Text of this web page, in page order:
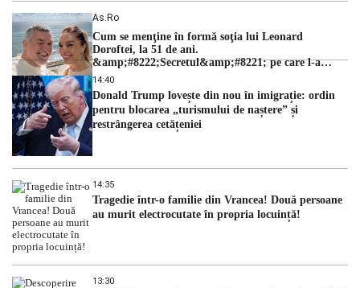
As.ro
Cum se menţine în formă soţia lui Leonard
Doroftei, la 51 de ani.
&amp;#8222;Secretul&amp;#8221; pe care l-a
dezvăluit
14:40
Donald Trump lovește din nou în imigrație: ordin
pentru blocarea „turismului de naștere” și
restrângerea cetățeniei
14:35
Tragedie într-o familie din Vrancea! Două persoane
au murit electrocutate în propria locuință!
13:30